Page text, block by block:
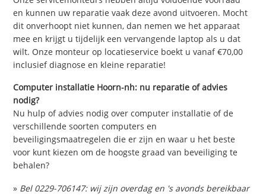
en kunnen uw reparatie vaak deze avond uitvoeren. Mocht
dit onverhoopt niet kunnen, dan nemen we het apparaat
mee en krijgt u tijdelijk een vervangende laptop als u dat
wilt. Onze monteur op locatieservice boekt u vanaf €70,00
inclusief diagnose en kleine reparatie!
Computer installatie Hoorn-nh: nu reparatie of advies
nodig?
Nu hulp of advies nodig over computer installatie of de
verschillende soorten computers en
beveiligingsmaatregelen die er zijn en waar u het beste
voor kunt kiezen om de hoogste graad van beveiliging te
behalen?
» Bel 0229-706147: wij zijn overdag en 's avonds bereikbaar